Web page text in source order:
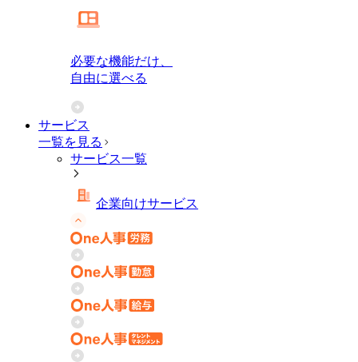
必要な機能だけ、
自由に選べる
サービス
一覧を見る
サービス一覧
企業向けサービス